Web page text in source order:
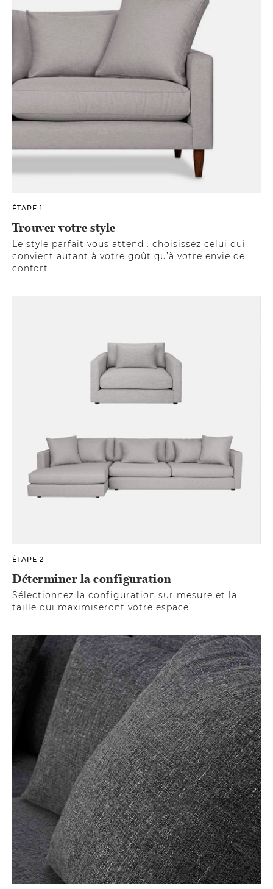
ÉTAPE 1
Trouver votre style
Le style parfait vous attend : choisissez celui qui
convient autant à votre goût qu’à votre envie de
confort.
ÉTAPE 2
Déterminer la configuration
Sélectionnez la configuration sur mesure et la
taille qui maximiseront votre espace.